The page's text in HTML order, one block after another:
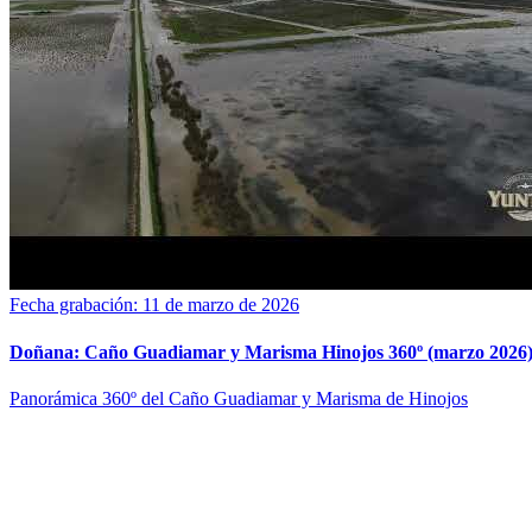
Fecha grabación: 11 de marzo de 2026
Doñana: Caño Guadiamar y Marisma Hinojos 360º (marzo 2026)
Panorámica 360º del Caño Guadiamar y Marisma de Hinojos